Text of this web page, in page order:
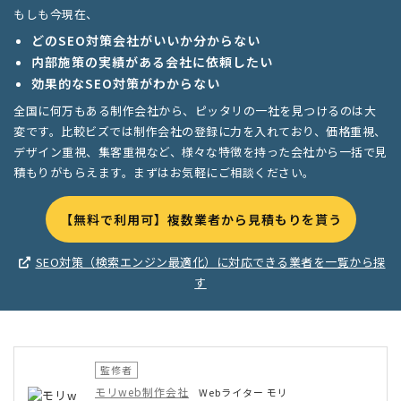
もしも今現在、
どのSEO対策会社がいいか分からない
内部施策の実績がある会社に依頼したい
効果的なSEO対策がわからない
全国に何万もある制作会社から、ピッタリの一社を見つけるのは大
変です。比較ビズでは制作会社の登録に力を入れており、価格重視、
デザイン重視、集客重視など、様々な特徴を持った会社から一括で見
積もりがもらえます。まずはお気軽にご相談ください。
【無料で利用可】複数業者から見積もりを貰う
SEO対策（検索エンジン最適化）に対応できる業者を一覧から探
す
監修者
モリweb制作会社 Webライター モリ